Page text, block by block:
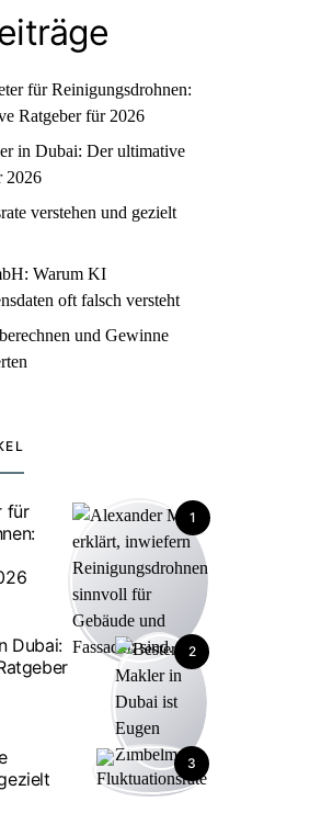
für Reinigungsdrohnen:
Ratgeber für 2026
in Dubai: Der ultimative
2026
verstehen und gezielt
Warum KI
oft falsch versteht
und Gewinne
1
für
2
Dubai:
3